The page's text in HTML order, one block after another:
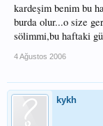
kardeşim benim bu
burda olur...o size
sölimmi,bu haftaki
4 Ağustos 2006
kykh